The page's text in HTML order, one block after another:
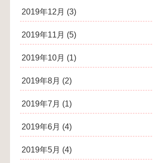
2019年12月 (3)
2019年11月 (5)
2019年10月 (1)
2019年8月 (2)
2019年7月 (1)
2019年6月 (4)
2019年5月 (4)